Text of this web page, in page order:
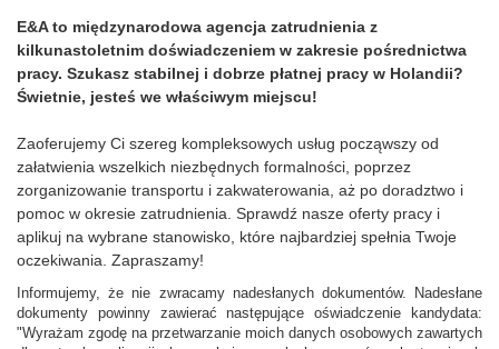
E&A to międzynarodowa agencja zatrudnienia z
kilkunastoletnim doświadczeniem w zakresie pośrednictwa
pracy. Szukasz stabilnej i dobrze płatnej pracy w Holandii?
Świetnie, jesteś we właściwym miejscu!
Zaoferujemy Ci szereg kompleksowych usług począwszy od
załatwienia wszelkich niezbędnych formalności, poprzez
zorganizowanie transportu i zakwaterowania, aż po doradztwo i
pomoc w okresie zatrudnienia. Sprawdź nasze oferty pracy i
aplikuj na wybrane stanowisko, które najbardziej spełnia Twoje
oczekiwania. Zapraszamy!
Informujemy, że nie zwracamy nadesłanych dokumentów. Nadesłane
dokumenty powinny zawierać następujące oświadczenie kandydata:
"Wyrażam zgodę na przetwarzanie moich danych osobowych zawartych